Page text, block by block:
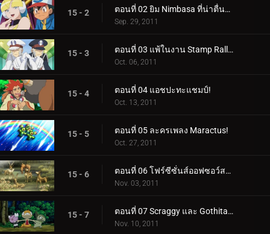
15 - 2 ตอนที่ 02 ยิม Nimbasa ที่น่าตื่นตาตื่นใจ!
Sep. 29, 2011
15 - 3 ตอนที่ 03 แพ้ในงาน Stamp Rally!
Oct. 06, 2011
15 - 4 ตอนที่ 04 แอชปะทะแชมป์!
Oct. 13, 2011
15 - 5 ตอนที่ 05 ละครเพลง Maractus!
Oct. 27, 2011
15 - 6 ตอนที่ 06 โฟร์ซีซั่นส์ออฟซอว์สบัค!
Nov. 03, 2011
15 - 7 ตอนที่ 07 Scraggy และ Gothita ผู้เรียกร้อง!
Nov. 10, 2011